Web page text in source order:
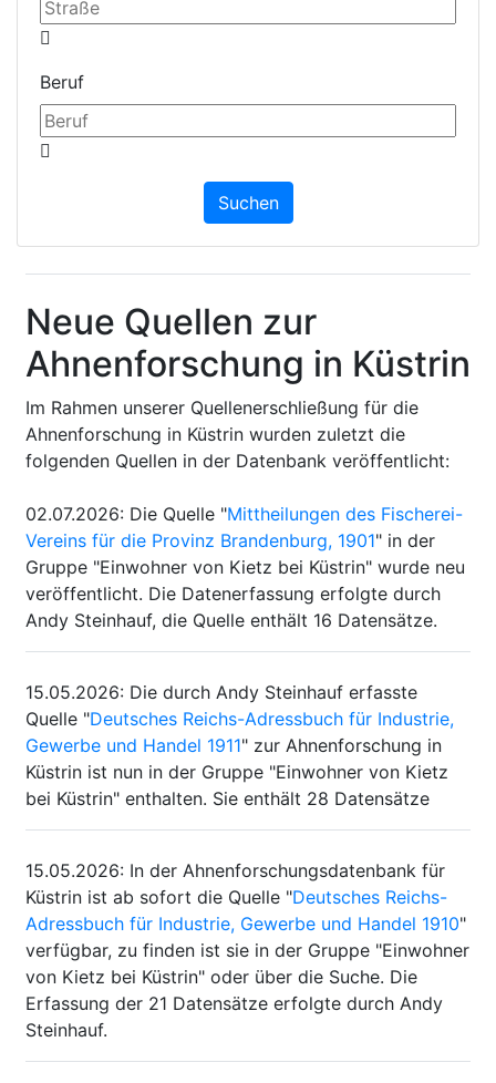
Beruf
Neue Quellen zur
Ahnenforschung in Küstrin
Im Rahmen unserer Quellenerschließung für die
Ahnenforschung in Küstrin wurden zuletzt die
folgenden Quellen in der Datenbank veröffentlicht:
02.07.2026: Die Quelle "Mittheilungen des Fischerei-
Vereins für die Provinz Brandenburg, 1901" in der
Gruppe "Einwohner von Kietz bei Küstrin" wurde neu
veröffentlicht. Die Datenerfassung erfolgte durch
Andy Steinhauf, die Quelle enthält 16 Datensätze.
15.05.2026: Die durch Andy Steinhauf erfasste
Quelle "Deutsches Reichs-Adressbuch für Industrie,
Gewerbe und Handel 1911" zur Ahnenforschung in
Küstrin ist nun in der Gruppe "Einwohner von Kietz
bei Küstrin" enthalten. Sie enthält 28 Datensätze
15.05.2026: In der Ahnenforschungsdatenbank für
Küstrin ist ab sofort die Quelle "Deutsches Reichs-
Adressbuch für Industrie, Gewerbe und Handel 1910"
verfügbar, zu finden ist sie in der Gruppe "Einwohner
von Kietz bei Küstrin" oder über die Suche. Die
Erfassung der 21 Datensätze erfolgte durch Andy
Steinhauf.